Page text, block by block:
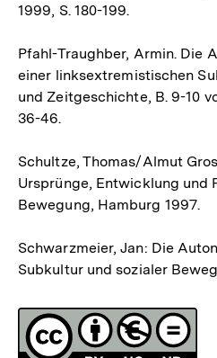
1999, S. 180-199.
Pfahl-Traughber, Armin. Die
einer linksextremistischen
und Zeitgeschichte, B. 9-10
36-46.
Schultze, Thomas/Almut
Ursprünge, Entwicklung und
Bewegung, Hamburg 1997.
Schwarzmeier, Jan: Die
Subkultur und sozialer
Fussnoten
Lizenz